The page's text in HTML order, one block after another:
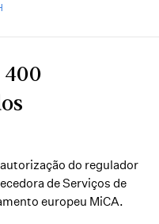
400
do regulador
de Serviços de
europeu MiCA.